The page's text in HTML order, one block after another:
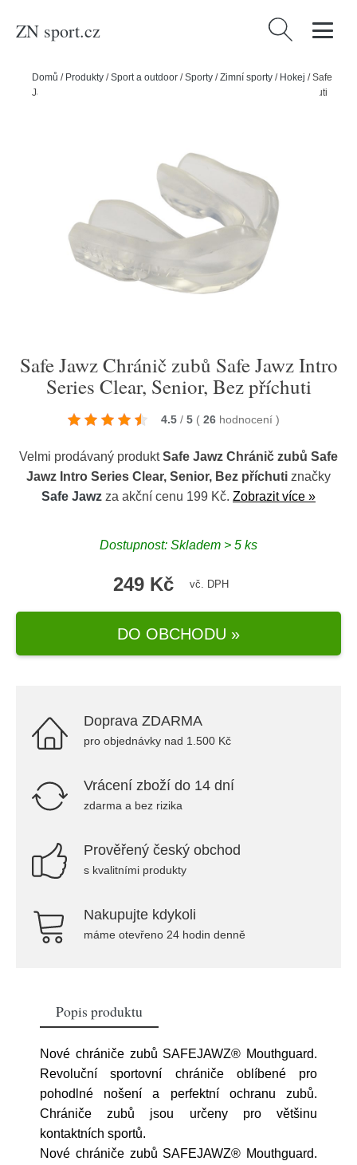
ZN sport.cz Vyhledávání
Domů / Produkty /Sport a outdoor /Sporty /Zimní sporty / Hokej /Safe
Jawz Chránič zubů Safe Jawz Intro Series Clear, Senior, Bez příchuti
Safe Jawz Chránič zubů Safe Jawz Intro
Series Clear, Senior, Bez příchuti
4.5 / 5 ( 26 hodnocení )
Velmi prodávaný produktSafe Jawz Chránič zubů Safe
Jawz Intro Series Clear, Senior, Bez příchuti značky
Safe Jawz za akční cenu 199 Kč. Zobrazit více »
Dostupnost: Skladem > 5 ks
249 Kč vč. DPH
DO OBCHODU »
Doprava ZDARMA
pro objednávky nad 1.500 Kč
Vrácení zboží do 14 dní
zdarma a bez rizika
Prověřený český obchod
s kvalitními produkty
Nakupujte kdykoli
máme otevřeno 24 hodin denně
Popis produktu
Nové chrániče zubů SAFEJAWZ® Mouthguard.
Revoluční sportovní chrániče oblíbené pro
pohodlné nošení a perfektní ochranu zubů.
Chrániče zubů jsou určeny pro většinu
kontaktních sportů.
Nové chrániče zubů SAFEJAWZ® Mouthguard.